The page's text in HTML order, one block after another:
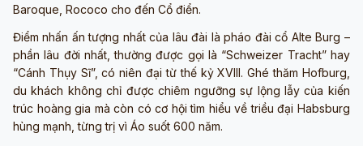
Baroque, Rococo cho đến Cổ điển.
Điểm nhấn ấn tượng nhất của lâu đài là pháo đài cổ Alte Burg –
phần lâu đời nhất, thường được gọi là “Schweizer Tracht” hay
“Cánh Thụy Sĩ”, có niên đại từ thế kỷ XVIII. Ghé thăm Hofburg,
du khách không chỉ được chiêm ngưỡng sự lộng lẫy của kiến
trúc hoàng gia mà còn có cơ hội tìm hiểu về triều đại Habsburg
hùng mạnh, từng trị vì Áo suốt 600 năm.